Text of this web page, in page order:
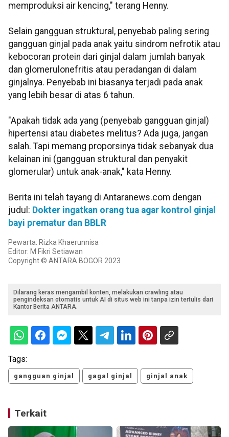
memproduksi air kencing," terang Henny.
Selain gangguan struktural, penyebab paling sering
gangguan ginjal pada anak yaitu sindrom nefrotik atau
kebocoran protein dari ginjal dalam jumlah banyak
dan glomerulonefritis atau peradangan di dalam
ginjalnya. Penyebab ini biasanya terjadi pada anak
yang lebih besar di atas 6 tahun.
"Apakah tidak ada yang (penyebab gangguan ginjal)
hipertensi atau diabetes melitus? Ada juga, jangan
salah. Tapi memang proporsinya tidak sebanyak dua
kelainan ini (gangguan struktural dan penyakit
glomerular) untuk anak-anak," kata Henny.
Berita ini telah tayang di Antaranews.com dengan
judul: Dokter ingatkan orang tua agar kontrol ginjal
bayi prematur dan BBLR
Pewarta: Rizka Khaerunnisa
Editor: M Fikri Setiawan
Copyright © ANTARA BOGOR 2023
Dilarang keras mengambil konten, melakukan crawling atau
pengindeksan otomatis untuk AI di situs web ini tanpa izin tertulis dari
Kantor Berita ANTARA.
Tags:
gangguan ginjal gagal ginjal ginjal anak
Terkait